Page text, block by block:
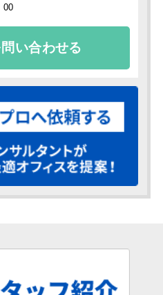
00
い合わせる